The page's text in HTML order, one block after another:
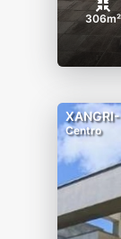
306m²
Centro